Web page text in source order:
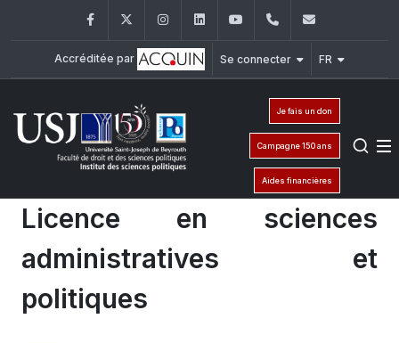
FacebookTwitter InstagramLinkedInYouTube+961 (1) 421 443
Accréditée par Se connecter FR
Je fais un don
Campagne 150 ans
Aides financières
Licence en sciences
administratives et
politiques